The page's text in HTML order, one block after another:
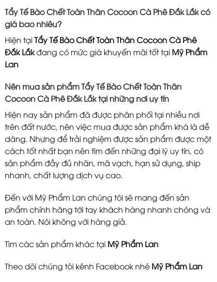
Tẩy Tế Bào Chết Toàn Thân Cocoon Cà Phê Đắk Lắk có
giá bao nhiêu?
Hiện tạiTẩy Tế Bào Chết Toàn Thân Cocoon Cà Phê
Đắk Lắkđang có mức giá khuyến mãi tốt tại Mỹ Phẩm
Lan
Nên mua sản phẩm Tẩy Tế Bào Chết Toàn Thân
Cocoon Cà Phê Đắk Lắk tại những nơi uy tín
Hiện nay sản phẩm đã được phân phối tại nhiều nơi
trên đất nước, nên việc mua được sản phẩm khá là dễ
dàng. Nhưng để trải nghiệm được sản phẩm được một
cách tốt nhất bạn nên tìm đến những đại lý uy tín, có
sản phẩm đầy đủ nhãn, mã vạch, hạn sử dụng, ship
nhanh, chất lượng dịch vụ cao.
Đến với Mỹ Phẩm Lan chúng tôi sẽ mang đến sản
phẩm chính hãng tới tay khách hàng nhanh chóng và
an toàn. Nói không với hàng giả.
Tìm các sản phẩm khác tại Mỹ Phẩm Lan
Theo dõi chúng tôi kênh Facebook nhé Mỹ Phẩm Lan